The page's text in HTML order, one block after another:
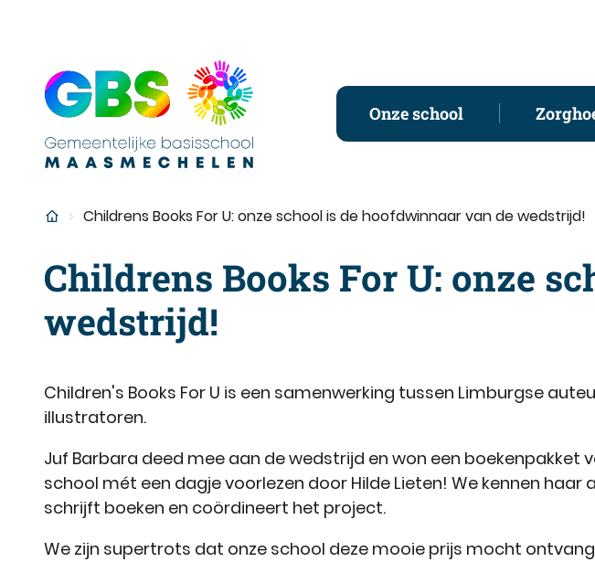
Gemeentelijke basisschool Maasmechelen
Onze school
Startpagina
Childrens Books For U: onze school is de hoofdwinnaar van de wedstrijd!
Childrens Books For U: onze
wedstrijd!
Children's Books For U is een samenwerking tussen Limburgse
illustratoren.
Juf Barbara deed mee aan de wedstrijd en won een boekenpakket
school mét een dagje voorlezen door Hilde Lieten! We kennen haar
schrijft boeken en coördineert het project.
We zijn supertrots dat onze school deze mooie prijs mocht